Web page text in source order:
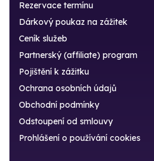
Rezervace termínu
Dárkový poukaz na zážitek
Ceník služeb
Partnerský (affiliate) program
Pojištění k zážitku
Ochrana osobních údajů
Obchodní podmínky
Odstoupení od smlouvy
Prohlášení o používání cookies